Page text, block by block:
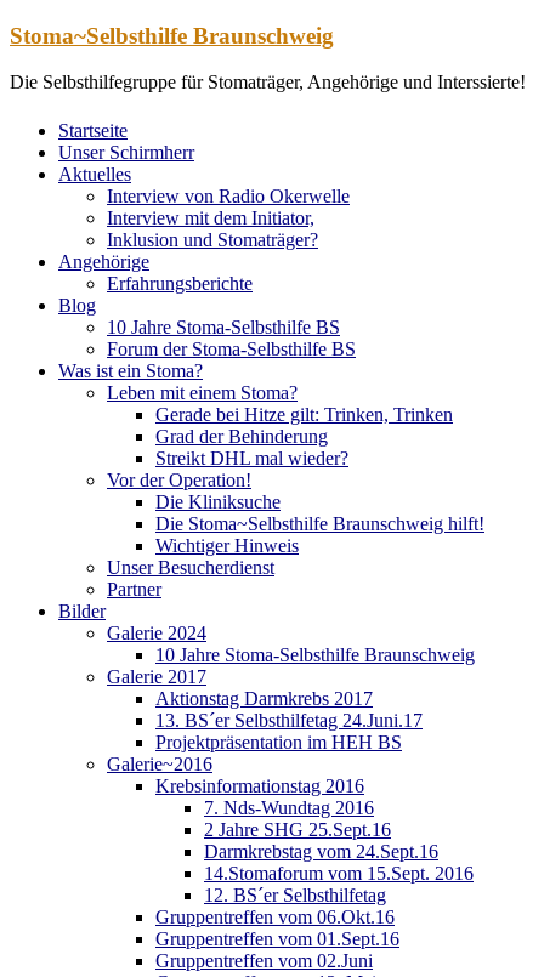
Zum
springen
Stoma~Selbsthilfe Braunschweig
Die Selbsthilfegruppe für Stomaträger, Angehörige und Interssierte!
Startseite
Unser Schirmherr
Aktuelles
Interview von Radio Okerwelle
Interview mit dem Initiator,
Inklusion und Stomaträger?
Angehörige
Erfahrungsberichte
Blog
10 Jahre Stoma-Selbsthilfe BS
Forum der Stoma-Selbsthilfe BS
Was ist ein Stoma?
Leben mit einem Stoma?
Gerade bei Hitze gilt: Trinken, Trinken
Grad der Behinderung
Streikt DHL mal wieder?
Vor der Operation!
Die Kliniksuche
Die Stoma~Selbsthilfe Braunschweig hilft!
Wichtiger Hinweis
Unser Besucherdienst
Partner
Bilder
Galerie 2024
10 Jahre Stoma-Selbsthilfe Braunschweig
Galerie 2017
Aktionstag Darmkrebs 2017
13. BS´er Selbsthilfetag 24.Juni.17
Projektpräsentation im HEH BS
Galerie~2016
Krebsinformationstag 2016
7. Nds-Wundtag 2016
2 Jahre SHG 25.Sept.16
Darmkrebstag vom 24.Sept.16
14.Stomaforum vom 15.Sept. 2016
12. BS´er Selbsthilfetag
Gruppentreffen vom 06.Okt.16
Gruppentreffen vom 01.Sept.16
Gruppentreffen vom 02.Juni